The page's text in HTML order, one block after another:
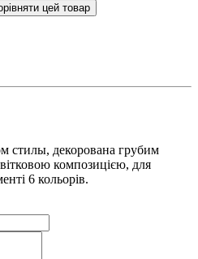
цей товар
стилы, декорована грубим
композицією, для
6 кольорів.